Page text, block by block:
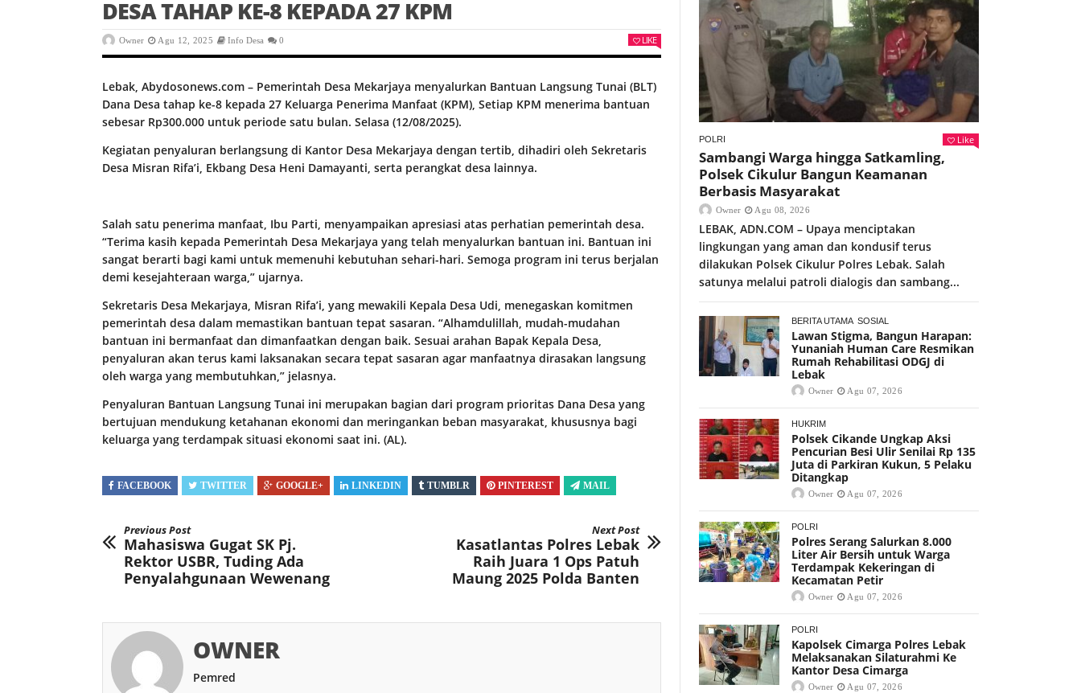
DESA TAHAP KE-8 KEPADA 27 KPM
Owner Agu 12, 2025 Info Desa 0 LIKE
Lebak, Abydosonews.com – Pemerintah Desa Mekarjaya menyalurkan Bantuan Langsung Tunai (BLT)
Dana Desa tahap ke-8 kepada 27 Keluarga Penerima Manfaat (KPM), Setiap KPM menerima bantuan
sebesar Rp300.000 untuk periode satu bulan. Selasa (12/08/2025).
Kegiatan penyaluran berlangsung di Kantor Desa Mekarjaya dengan tertib, dihadiri oleh Sekretaris
Desa Misran Rifa’i, Ekbang Desa Heni Damayanti, serta perangkat desa lainnya.
Salah satu penerima manfaat, Ibu Parti, menyampaikan apresiasi atas perhatian pemerintah desa.
“Terima kasih kepada Pemerintah Desa Mekarjaya yang telah menyalurkan bantuan ini. Bantuan ini
sangat berarti bagi kami untuk memenuhi kebutuhan sehari-hari. Semoga program ini terus berjalan
demi kesejahteraan warga,” ujarnya.
Sekretaris Desa Mekarjaya, Misran Rifa’i, yang mewakili Kepala Desa Udi, menegaskan komitmen
pemerintah desa dalam memastikan bantuan tepat sasaran. “Alhamdulillah, mudah-mudahan
bantuan ini bermanfaat dan dimanfaatkan dengan baik. Sesuai arahan Bapak Kepala Desa,
penyaluran akan terus kami laksanakan secara tepat sasaran agar manfaatnya dirasakan langsung
oleh warga yang membutuhkan,” jelasnya.
Penyaluran Bantuan Langsung Tunai ini merupakan bagian dari program prioritas Dana Desa yang
bertujuan mendukung ketahanan ekonomi dan meringankan beban masyarakat, khususnya bagi
keluarga yang terdampak situasi ekonomi saat ini. (AL).
FACEBOOK TWITTER GOOGLE+ LINKEDIN TUMBLR PINTEREST MAIL
Previous Post
Mahasiswa Gugat SK Pj.
Rektor USBR, Tuding Ada
Penyalahgunaan Wewenang
Next Post
Kasatlantas Polres Lebak
Raih Juara 1 Ops Patuh
Maung 2025 Polda Banten
OWNER
Pemred
POLRI Like
Sambangi Warga hingga Satkamling,
Polsek Cikulur Bangun Keamanan
Berbasis Masyarakat
Owner Agu 08, 2026
LEBAK, ADN.COM – Upaya menciptakan
lingkungan yang aman dan kondusif terus
dilakukan Polsek Cikulur Polres Lebak. Salah
satunya melalui patroli dialogis dan sambang...
BERITA UTAMA SOSIAL
Lawan Stigma, Bangun Harapan:
Yunaniah Human Care Resmikan
Rumah Rehabilitasi ODGJ di
Lebak
Owner Agu 07, 2026
HUKRIM
Polsek Cikande Ungkap Aksi
Pencurian Besi Ulir Senilai Rp 135
Juta di Parkiran Kukun, 5 Pelaku
Ditangkap
Owner Agu 07, 2026
POLRI
Polres Serang Salurkan 8.000
Liter Air Bersih untuk Warga
Terdampak Kekeringan di
Kecamatan Petir
Owner Agu 07, 2026
POLRI
Kapolsek Cimarga Polres Lebak
Melaksanakan Silaturahmi Ke
Kantor Desa Cimarga
Owner Agu 07, 2026